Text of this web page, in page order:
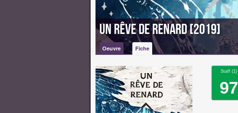
Un Rêve de Renard [2019]
Oeuvre Fiche
Staff (1)
97